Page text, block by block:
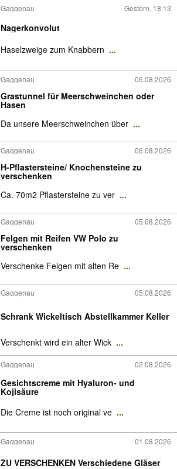
Gaggenau Gestern, 18:13
Nagerkonvolut
Haselzweige zum Knabbern ...
Gaggenau 06.08.2026
Grastunnel für Meerschweinchen oder
Hasen
Da unsere Meerschweinchen über ...
Gaggenau 06.08.2026
H-Pflastersteine/ Knochensteine zu
verschenken
Ca. 70m2 Pflastersteine zu ver ...
Gaggenau 05.08.2026
Felgen mit Reifen VW Polo zu
verschenken
Verschenke Felgen mit alten Re ...
Gaggenau 05.08.2026
Schrank Wickeltisch Abstellkammer Keller
Verschenkt wird ein alter Wick ...
Gaggenau 02.08.2026
Gesichtscreme mit Hyaluron- und
Kojisäure
Die Creme ist noch original ve ...
Gaggenau 01.08.2026
ZU VERSCHENKEN Verschiedene Gläser